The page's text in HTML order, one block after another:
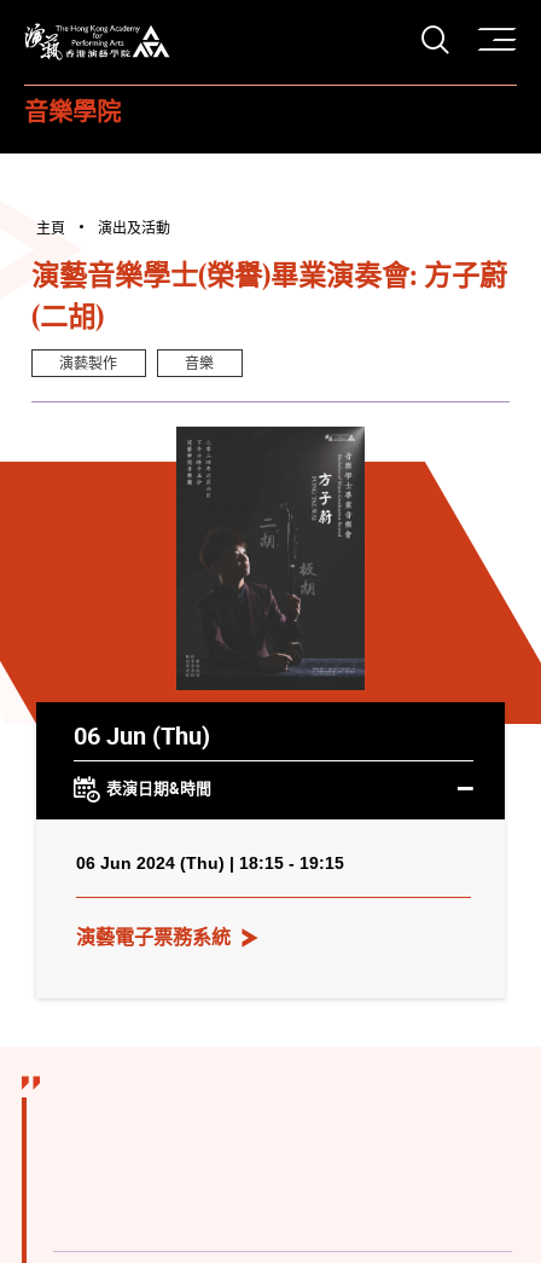
打開
音樂學院
主頁 演出及活動
演藝音樂學士(榮譽)畢業演奏會: 方子蔚
(二胡)
演藝製作 音樂
06 Jun (Thu)
表演日期&時間
06 Jun 2024 (Thu) | 18:15 - 19:15
演藝電子票務系統